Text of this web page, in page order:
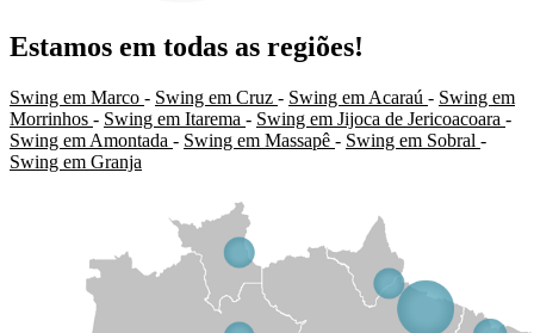
Estamos em todas as regiões!
Swing em Marco - Swing em Cruz - Swing em Acaraú - Swing em
Morrinhos - Swing em Itarema - Swing em Jijoca de Jericoacoara -
Swing em Amontada - Swing em Massapê - Swing em Sobral -
Swing em Granja